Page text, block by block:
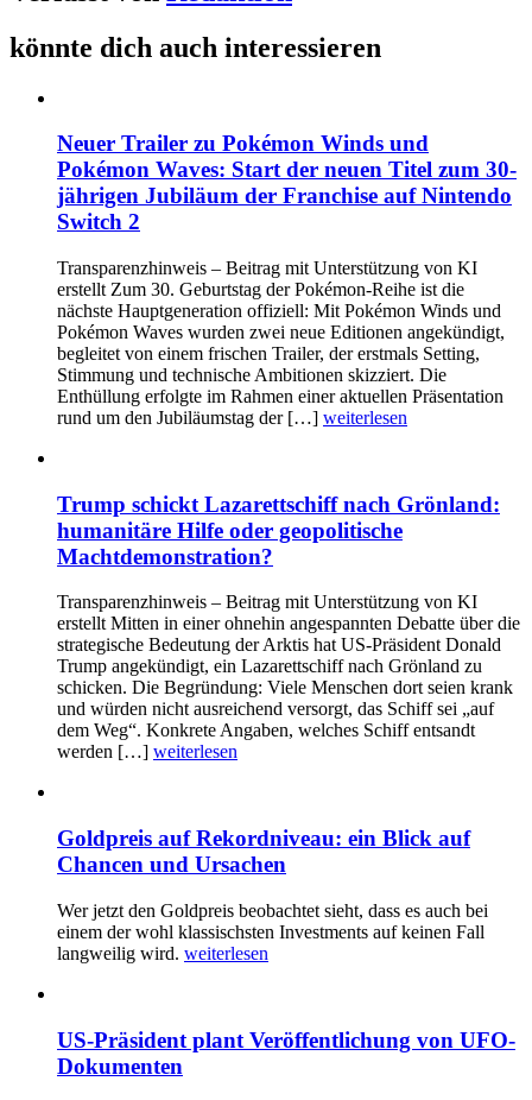
könnte dich auch interessieren
Neuer Trailer zu Pokémon Winds und
Pokémon Waves: Start der neuen Titel zum 30-
jährigen Jubiläum der Franchise auf Nintendo
Switch 2
Transparenzhinweis – Beitrag mit Unterstützung von KI
erstellt Zum 30. Geburtstag der Pokémon-Reihe ist die
nächste Hauptgeneration offiziell: Mit Pokémon Winds und
Pokémon Waves wurden zwei neue Editionen angekündigt,
begleitet von einem frischen Trailer, der erstmals Setting,
Stimmung und technische Ambitionen skizziert. Die
Enthüllung erfolgte im Rahmen einer aktuellen Präsentation
rund um den Jubiläumstag der […] weiterlesen
Trump schickt Lazarettschiff nach Grönland:
humanitäre Hilfe oder geopolitische
Machtdemonstration?
Transparenzhinweis – Beitrag mit Unterstützung von KI
erstellt Mitten in einer ohnehin angespannten Debatte über die
strategische Bedeutung der Arktis hat US-Präsident Donald
Trump angekündigt, ein Lazarettschiff nach Grönland zu
schicken. Die Begründung: Viele Menschen dort seien krank
und würden nicht ausreichend versorgt, das Schiff sei „auf
dem Weg“. Konkrete Angaben, welches Schiff entsandt
werden […] weiterlesen
Goldpreis auf Rekordniveau: ein Blick auf
Chancen und Ursachen
Wer jetzt den Goldpreis beobachtet sieht, dass es auch bei
einem der wohl klassischsten Investments auf keinen Fall
langweilig wird. weiterlesen
US-Präsident plant Veröffentlichung von UFO-
Dokumenten